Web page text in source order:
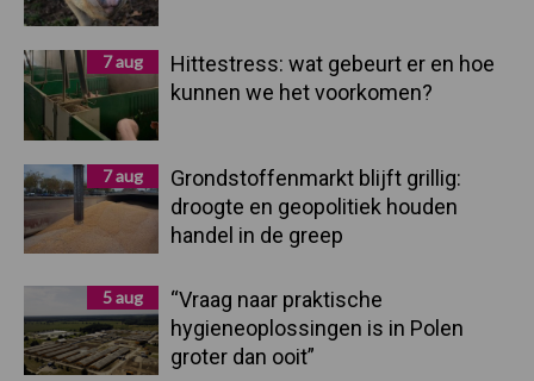
7 aug
Hittestress: wat gebeurt er en hoe
kunnen we het voorkomen?
7 aug
Grondstoffenmarkt blijft grillig:
droogte en geopolitiek houden
handel in de greep
5 aug
“Vraag naar praktische
hygieneoplossingen is in Polen
groter dan ooit”